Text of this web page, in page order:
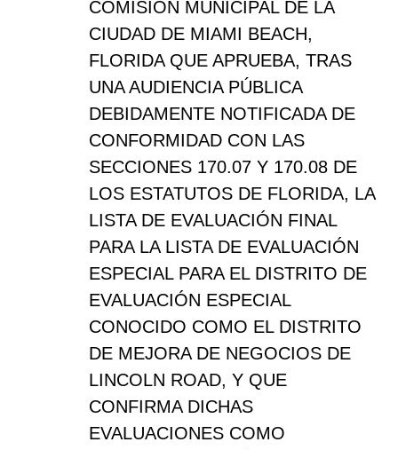
COMISIÓN MUNICIPAL DE LA
CIUDAD DE MIAMI BEACH,
FLORIDA QUE APRUEBA, TRAS
UNA AUDIENCIA PÚBLICA
DEBIDAMENTE NOTIFICADA DE
CONFORMIDAD CON LAS
SECCIONES 170.07 Y 170.08 DE
LOS ESTATUTOS DE FLORIDA, LA
LISTA DE EVALUACIÓN FINAL
PARA LA LISTA DE EVALUACIÓN
ESPECIAL PARA EL DISTRITO DE
EVALUACIÓN ESPECIAL
CONOCIDO COMO EL DISTRITO
DE MEJORA DE NEGOCIOS DE
LINCOLN ROAD, Y QUE
CONFIRMA DICHAS
EVALUACIONES COMO